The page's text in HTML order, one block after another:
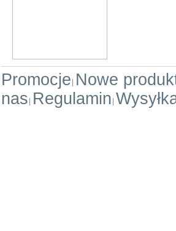
Promocje Nowe
nas Regulamin